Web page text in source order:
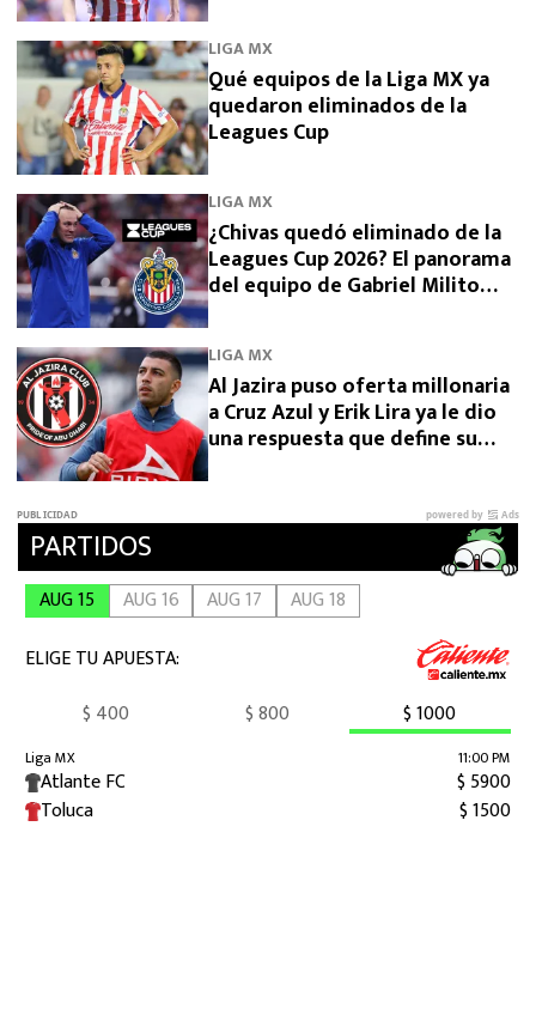
LIGA MX
Qué equipos de la Liga MX ya
quedaron eliminados de la
Leagues Cup
LIGA MX
¿Chivas quedó eliminado de la
Leagues Cup 2026? El panorama
del equipo de Gabriel Milito
LIGA MX
Al Jazira puso oferta millonaria
a Cruz Azul y Erik Lira ya le dio
una respuesta que define su